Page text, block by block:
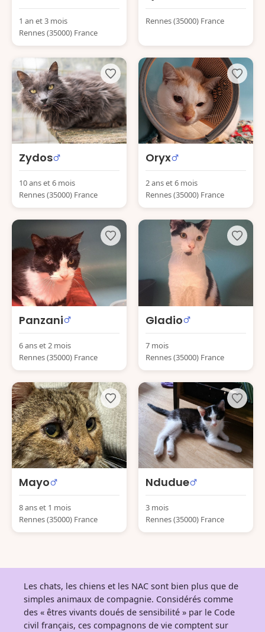
1 an et 3 mois
Rennes (35000) France
Rennes (35000) France
Zydos
10 ans et 6 mois
Rennes (35000) France
Oryx
2 ans et 6 mois
Rennes (35000) France
Panzani
6 ans et 2 mois
Rennes (35000) France
Gladio
7 mois
Rennes (35000) France
Mayo
8 ans et 1 mois
Rennes (35000) France
Ndudue
3 mois
Rennes (35000) France
Les chats, les chiens et les NAC sont bien plus que de
simples animaux de compagnie. Considérés comme
des « êtres vivants doués de sensibilité » par le Code
civil français, ces compagnons de vie comptent sur